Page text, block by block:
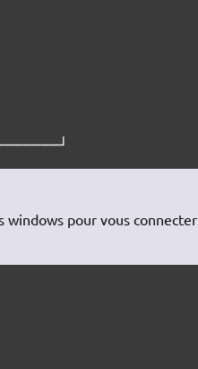
pour vous connecter